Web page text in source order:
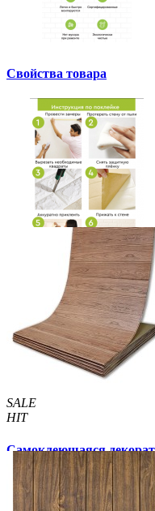
Свойства товара
Инструкция установки
Другие так же
SALE
HIT
Самоклеющаяся
светлый дуб в рулоне
320 грн /шт 450 грн/шт